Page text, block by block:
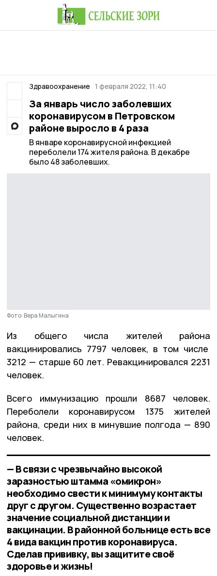
Здравоохранение 1 февраля 2022, 11:40
За январь число заболевших
коронавирусом в Петровском
районе выросло в 4 раза
В январе коронавирусной инфекцией
переболели 174 жителя района. В декабре
было 48 заболевших.
Фото: Вера Малыгина
Из общего числа жителей района
вакцинировались 7797 человек, в том числе
3212 — старше 60 лет. Ревакцинировался 2231
человек.
Всего иммунизацию прошли 8687 человек.
Переболели коронавирусом 1375 жителей
района, среди них в минувшие полгода — 890
человек.
— В связи с чрезвычайно высокой
заразностью штамма «омикрон»
необходимо свести к минимуму контакты
друг с другом. Существенно возрастает
значение социальной дистанции и
вакцинации. В районной больнице есть все
4 вида вакцин против коронавируса.
Сделав прививку, вы защитите своё
здоровье и жизнь!